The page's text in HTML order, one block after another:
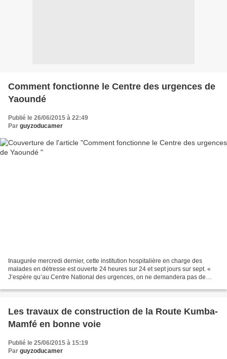
Comment fonctionne le Centre des urgences de
Yaoundé
Publié le 26/06/2015 à 22:49
Par guyzoducamer
Inaugurée mercredi dernier, cette institution hospitalière en charge des
malades en détresse est ouverte 24 heures sur 24 et sept jours sur sept. «
J’espère qu’au Centre National des urgences, on ne demandera pas de
Les travaux de construction de la Route Kumba-
Mamfé en bonne voie
Publié le 25/06/2015 à 15:19
Par guyzoducamer